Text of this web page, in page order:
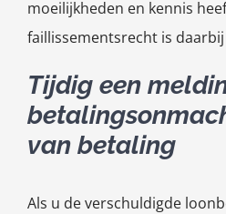
moeilijkheden en kennis
faillissementsrecht is
Tijdig een
van betaling
Als u de verschuldigde